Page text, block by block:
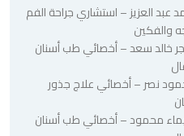
عبد العزيز – استشاري جراحة الفم
والفكين
خالد سعد – أخصائي طب أسنان
نصر – أخصائي علاج جذور
محمود – أخصائي طب أسنان